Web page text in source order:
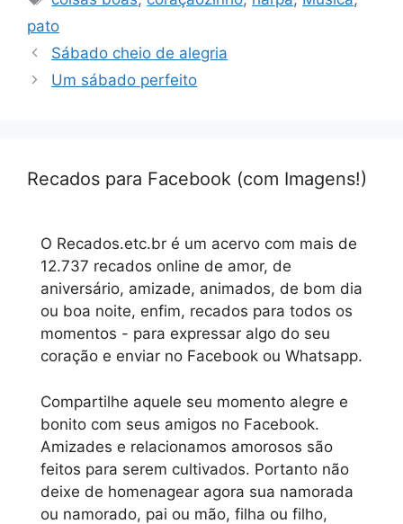
pato
Sábado cheio de alegria
Um sábado perfeito
Recados para Facebook (com Imagens!)
O Recados.etc.br é um acervo com mais de
12.737 recados online de amor, de
aniversário, amizade, animados, de bom dia
ou boa noite, enfim, recados para todos os
momentos - para expressar algo do seu
coração e enviar no Facebook ou Whatsapp.
Compartilhe aquele seu momento alegre e
bonito com seus amigos no Facebook.
Amizades e relacionamos amorosos são
feitos para serem cultivados. Portanto não
deixe de homenagear agora sua namorada
ou namorado, pai ou mão, filha ou filho,